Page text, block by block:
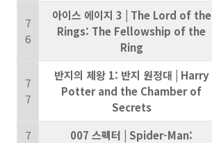
7
6
아이스 에이지 3 | The Lord of the
Rings: The Fellowship of the
Ring
7
7
반지의 제왕 1: 반지 원정대 | Harry
Potter and the Chamber of
Secrets
7
007 스펙터 | Spider-Man: